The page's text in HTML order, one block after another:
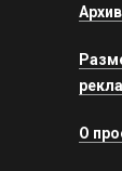
Архив
О